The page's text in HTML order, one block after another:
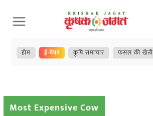
Skip
to
content
होम ई-पेपर कृषि समाचार फसल की खेती
Most Expensive Cow